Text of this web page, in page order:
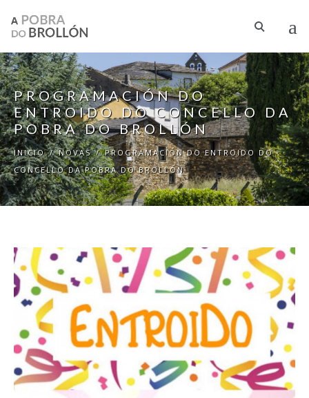
PROGRAMACIÓN DO
ENTROIDO DO CONCELLO DA
POBRA DO BROLLÓN
INICIO / NOVAS / PROGRAMACIÓN DO ENTROIDO DO
CONCELLO DA POBRA DO BROLLÓN